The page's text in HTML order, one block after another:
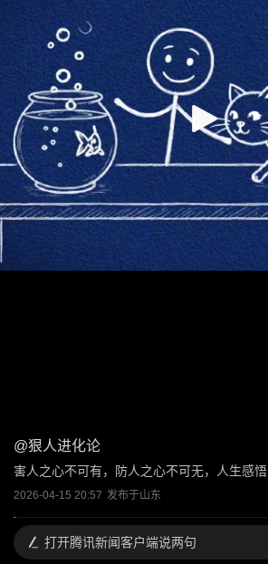
@狠人进化论
害人之心不可有，防人之心不可无，人生感悟
2026-04-15 20:57 发布于山东
打开腾讯新闻客户端说两句